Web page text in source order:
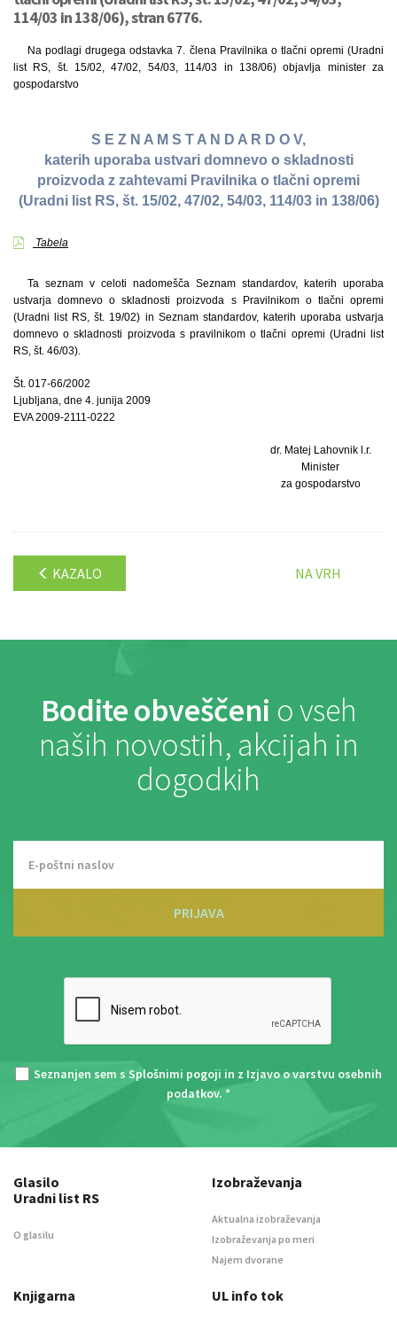
114/03 in 138/06), stran 6776.
Na podlagi drugega odstavka 7. člena Pravilnika o tlačni opremi (Uradni
list RS, št. 15/02, 47/02, 54/03, 114/03 in 138/06) objavlja minister za
gospodarstvo
S E Z N A M S T A N D A R D O V,
katerih uporaba ustvari domnevo o skladnosti
proizvoda z zahtevami Pravilnika o tlačni opremi
(Uradni list RS, št. 15/02, 47/02, 54/03, 114/03 in 138/06)
Tabela
Ta seznam v celoti nadomešča Seznam standardov, katerih uporaba
ustvarja domnevo o skladnosti proizvoda s Pravilnikom o tlačni opremi
(Uradni list RS, št. 19/02) in Seznam standardov, katerih uporaba ustvarja
domnevo o skladnosti proizvoda s pravilnikom o tlačni opremi (Uradni list
RS, št. 46/03).
Št. 017-66/2002
Ljubljana, dne 4. junija 2009
EVA 2009-2111-0222
dr. Matej Lahovnik l.r.
Minister
za gospodarstvo
KAZALO NA VRH
Bodite obveščeni o vseh
naših novostih, akcijah in
dogodkih
PRIJAVA
Seznanjen sem s Splošnimi pogoji in z Izjavo o varstvu osebnih
podatkov. *
Glasilo
Uradni list RS
O glasilu
Izobraževanja
Aktualna izobraževanja
Izobraževanja po meri
Najem dvorane
Knjigarna UL info tok